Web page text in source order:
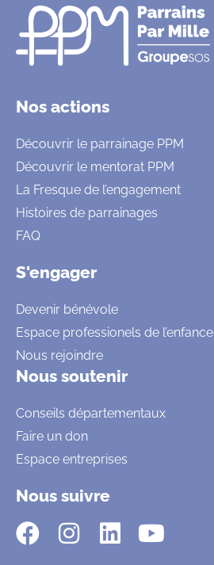
Nos actions
Découvrir le parrainage PPM
Découvrir le mentorat PPM
La Fresque de l’engagement
Histoires de parrainages
FAQ
S'engager
Devenir bénévole
Espace professionels de l’enfance
Nous rejoindre
Nous soutenir
Conseils départementaux
Faire un don
Espace entreprises
Nous suivre